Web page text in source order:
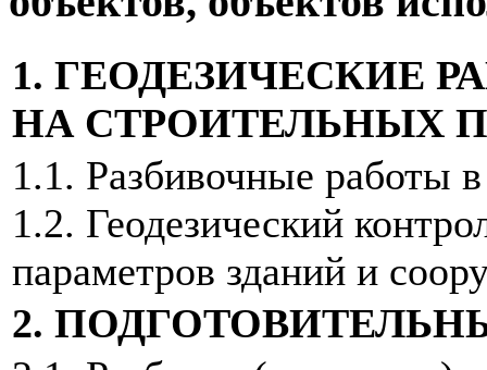
1. ГЕОДЕЗИЧЕСКИЕ
НА СТРОИТЕЛЬНЫХ
1.1. Разбивочные работы
1.2. Геодезический
параметров зданий и
2.